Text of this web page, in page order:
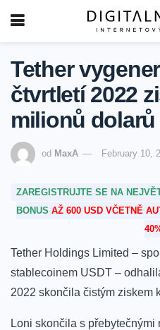
Tether
čtvrtletí 2022
milionů dolarů
od MaxA February 10,
ZAREGISTRUJTE SE NA
BONUS AŽ 600 USD VČETNĚ
Tether Holdings Limited –
stablecoinem USDT –
2022 skončila čistým ziskem
Loni skončila s přebytečnými